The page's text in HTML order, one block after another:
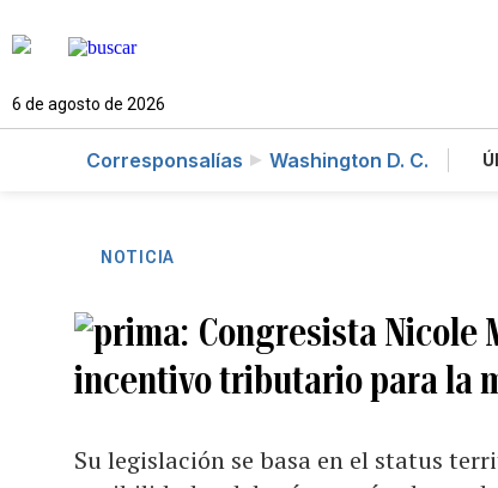
6 de agosto de 2026
Corresponsalías Washington D. C.
NOTICIA
Congresista Nicole
incentivo tributario para la
Su legislación se basa en el status